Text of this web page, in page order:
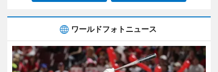
ワールドフォトニュース